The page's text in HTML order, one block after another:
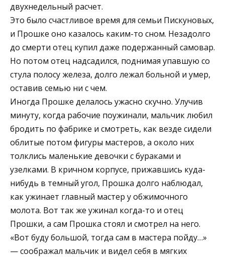
двухнедельный расчет.
Это было счастливое время для семьи Пискуновых,
и Прошке оно казалось каким-то сном. Незадолго
до смерти отец купил даже подержанный самовар.
Но потом отец надсадился, поднимая упавшую со
стула полосу железа, долго лежал больной и умер,
оставив семью ни с чем.
Иногда Прошке делалось ужасно скучно. Улучив
минуту, когда рабочие поужинали, мальчик любил
бродить по фабрике и смотреть, как везде сидели
облитые потом фигуры мастеров, а около них
толклись маленькие девочки с бураками и
узелками. В кричном корпусе, прижавшись куда-
нибудь в темный угол, Прошка долго наблюдал,
как ужинает главный мастер у обжимочного
молота. Вот так же ужинал когда-то и отец
Прошки, а сам Прошка стоял и смотрел на него.
«Вот буду большой, тогда сам в мастера пойду…»
— соображал мальчик и видел себя в мягких